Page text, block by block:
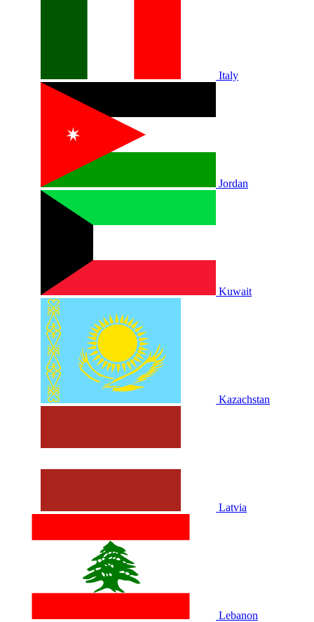
Italy
Jordan
Kuwait
Kazachstan
Latvia
Lebanon